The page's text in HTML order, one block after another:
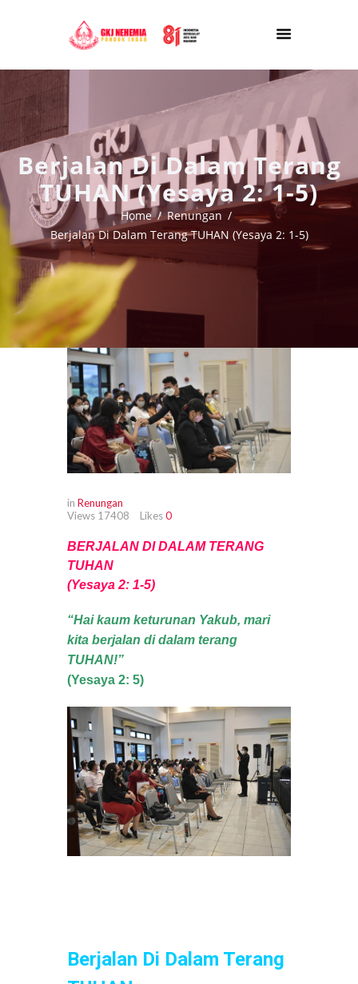
Berjalan Di Dalam Terang
TUHAN (Yesaya 2: 1-5)
Home
Renungan
Berjalan Di Dalam Terang TUHAN (Yesaya 2: 1-5)
in Renungan
Views 17408 Likes0
BERJALAN DI DALAM TERANG
TUHAN
(Yesaya 2: 1-5)
“Hai kaum keturunan Yakub, mari
kita berjalan di dalam terang
TUHAN!”
(Yesaya 2: 5)
Berjalan Di Dalam Terang